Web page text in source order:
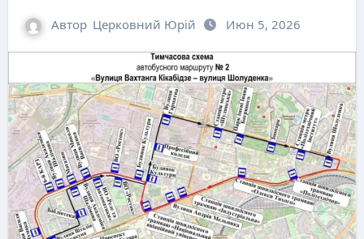
Автор Церковний Юрій Июн 5, 2026